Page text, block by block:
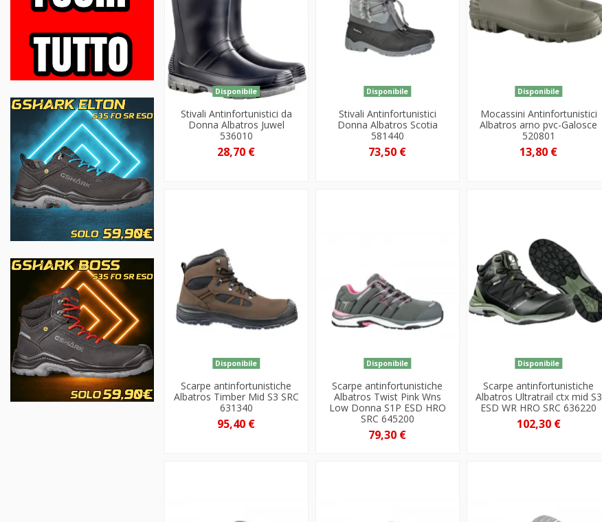
Disponibile
Stivali Antinfortunistici da
Donna Albatros Juwel
536010
28,70 €
Disponibile
Stivali Antinfortunistici
Donna Albatros Scotia
581440
73,50 €
Disponibile
Mocassini Antinfortunistici
Albatros arno pvc-Galosce
520801
13,80 €
Disponibile
Scarpe antinfortunistiche
Albatros Timber Mid S3 SRC
631340
95,40 €
Disponibile
Scarpe antinfortunistiche
Albatros Twist Pink Wns
Low Donna S1P ESD HRO
SRC 645200
79,30 €
Disponibile
Scarpe antinfortunistiche
Albatros Ultratrail ctx mid S3
ESD WR HRO SRC 636220
102,30 €